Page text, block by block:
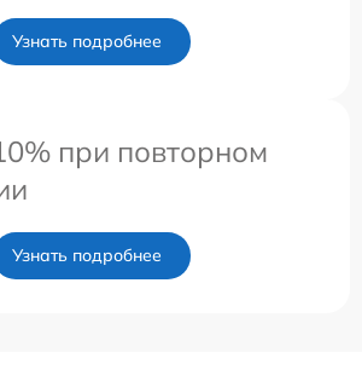
Узнать подробнее
при повторном
Узнать подробнее